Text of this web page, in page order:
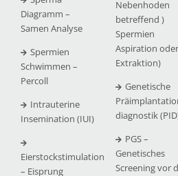
Diagramm –
Samen Analyse
Spermien
Schwimmen –
Percoll
Intrauterine
Insemination (IUI)
Eierstockstimulation
– Eisprung
Nebenhoden
betreffend )
Spermien
Aspiration oder
Extraktion)
Genetische
diagnostik
PGS –
Genetisches
Screening vor